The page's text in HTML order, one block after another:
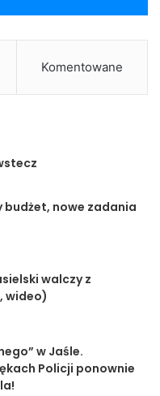
Komentowane
budżet, nowe zadania
walczy z
wideo)
w Jaśle.
Policji ponownie